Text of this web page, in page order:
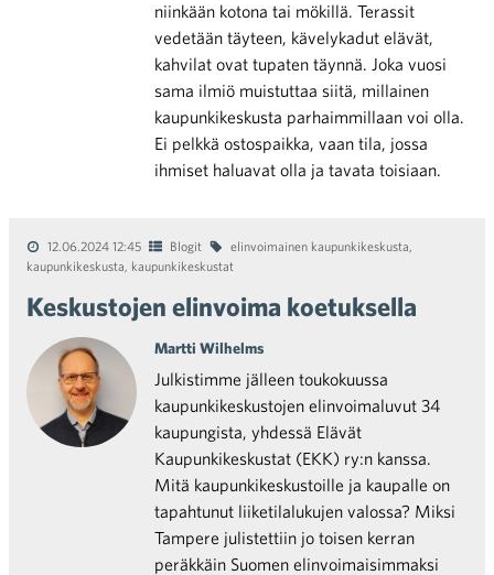
niinkään kotona tai mökillä. Terassit
vedetään täyteen, kävelykadut elävät,
kahvilat ovat tupaten täynnä. Joka vuosi
sama ilmiö muistuttaa siitä, millainen
kaupunkikeskusta parhaimmillaan voi olla.
Ei pelkkä ostospaikka, vaan tila, jossa
ihmiset haluavat olla ja tavata toisiaan.
12.06.2024 12:45 Blogit elinvoimainen kaupunkikeskusta,
kaupunkikeskusta, kaupunkikeskustat
Keskustojen elinvoima koetuksella
Martti Wilhelms
Julkistimme jälleen toukokuussa
kaupunkikeskustojen elinvoimaluvut 34
kaupungista, yhdessä Elävät
Kaupunkikeskustat (EKK) ry:n kanssa.
Mitä kaupunkikeskustoille ja kaupalle on
tapahtunut liiketilalukujen valossa? Miksi
Tampere julistettiin jo toisen kerran
peräkkäin Suomen elinvoimaisimmaksi